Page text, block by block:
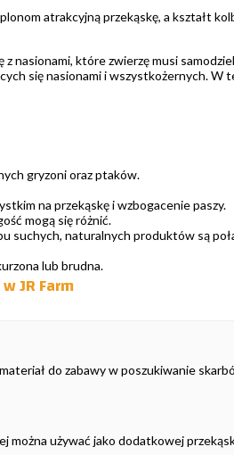
atrakcyjną przekąskę, a kształt
nasionami, które zwierzę musi
się nasionami i wszystkożernych. W
gryzoni oraz ptaków.
na przekąskę i wzbogacenie paszy.
mogą się różnić.
suchych, naturalnych produktów są
lub brudna.
JR Farm
do zabawy w poszukiwanie
używać jako dodatkowej